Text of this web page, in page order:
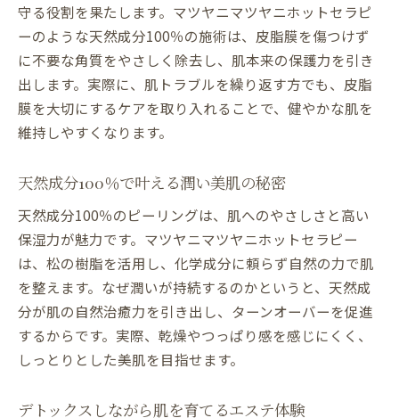
守る役割を果たします。マツヤニマツヤニホットセラピ
ーのような天然成分100％の施術は、皮脂膜を傷つけず
に不要な角質をやさしく除去し、肌本来の保護力を引き
出します。実際に、肌トラブルを繰り返す方でも、皮脂
膜を大切にするケアを取り入れることで、健やかな肌を
維持しやすくなります。
天然成分100％で叶える潤い美肌の秘密
天然成分100％のピーリングは、肌へのやさしさと高い
保湿力が魅力です。マツヤニマツヤニホットセラピー
は、松の樹脂を活用し、化学成分に頼らず自然の力で肌
を整えます。なぜ潤いが持続するのかというと、天然成
分が肌の自然治癒力を引き出し、ターンオーバーを促進
するからです。実際、乾燥やつっぱり感を感じにくく、
しっとりとした美肌を目指せます。
デトックスしながら肌を育てるエステ体験